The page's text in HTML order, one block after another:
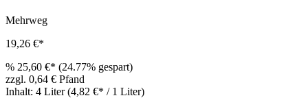
Mehrweg
19,26 €*
% 25,60 €* (24.77% gespart)
zzgl. 0,64 € Pfand
Inhalt: 4 Liter(4,82 €* / 1 Liter)